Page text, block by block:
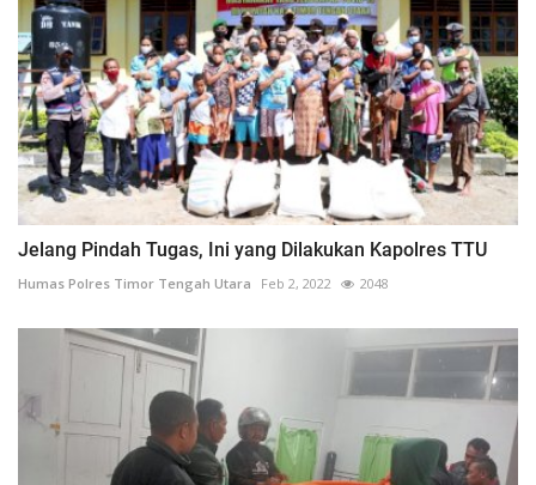
Jelang Pindah Tugas, Ini yang Dilakukan Kapolres TTU
Humas Polres Timor Tengah Utara Feb 2, 2022 2048